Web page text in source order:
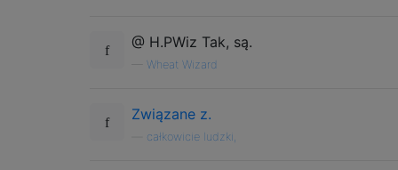
@ H.PWiz Tak, są.
Wheat Wizard
Związane z.
całkowicie ludzki,